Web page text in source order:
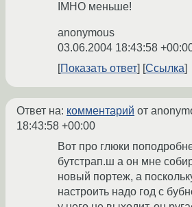
IMHO меньше!
anonymous
03.06.2004 18:43:58
Показать ответ
Ссылка
Ответ на: комментарий от
18:43:58 +00:00
Вот про глюки
бутстрап.ш а он мне
новый портеж, а
настроить надо год с